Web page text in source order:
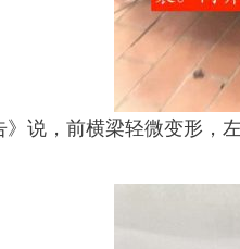
》说，前横梁轻微变形